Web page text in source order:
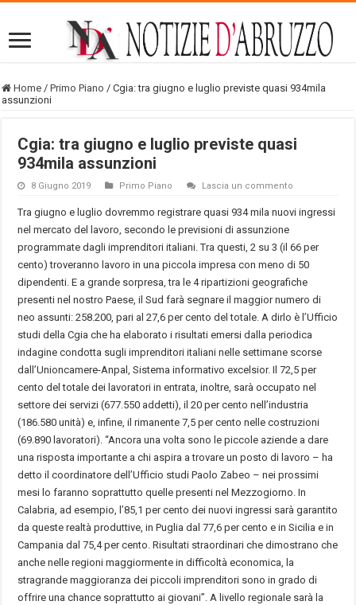
Home / Primo Piano / Cgia: tra giugno e luglio previste quasi 934mila
assunzioni
Cgia: tra giugno e luglio previste quasi
934mila assunzioni
8 Giugno 2019 Primo Piano Lascia un commento
Tra giugno e luglio dovremmo registrare quasi 934 mila nuovi ingressi
nel mercato del lavoro, secondo le previsioni di assunzione
programmate dagli imprenditori italiani. Tra questi, 2 su 3 (il 66 per
cento) troveranno lavoro in una piccola impresa con meno di 50
dipendenti. E a grande sorpresa, tra le 4 ripartizioni geografiche
presenti nel nostro Paese, il Sud farà segnare il maggior numero di
neo assunti: 258.200, pari al 27,6 per cento del totale. A dirlo è l’Ufficio
studi della Cgia che ha elaborato i risultati emersi dalla periodica
indagine condotta sugli imprenditori italiani nelle settimane scorse
dall’Unioncamere-Anpal, Sistema informativo excelsior. Il 72,5 per
cento del totale dei lavoratori in entrata, inoltre, sarà occupato nel
settore dei servizi (677.550 addetti), il 20 per cento nell’industria
(186.580 unità) e, infine, il rimanente 7,5 per cento nelle costruzioni
(69.890 lavoratori). “Ancora una volta sono le piccole aziende a dare
una risposta importante a chi aspira a trovare un posto di lavoro – ha
detto il coordinatore dell’Ufficio studi Paolo Zabeo – nei prossimi
mesi lo faranno soprattutto quelle presenti nel Mezzogiorno. In
Calabria, ad esempio, l’85,1 per cento dei nuovi ingressi sarà garantito
da queste realtà produttive, in Puglia dal 77,6 per cento e in Sicilia e in
Campania dal 75,4 per cento. Risultati straordinari che dimostrano che
anche nelle regioni maggiormente in difficoltà economica, la
stragrande maggioranza dei piccoli imprenditori sono in grado di
offrire una chance soprattutto ai giovani”. A livello regionale sarà la